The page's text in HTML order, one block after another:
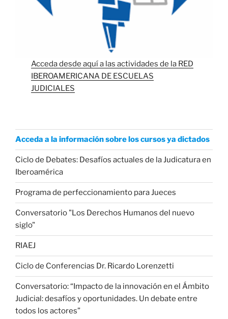
Acceda desde aquí a las actividades de la RED
IBEROAMERICANA DE ESCUELAS
JUDICIALES
Acceda a la información sobre los cursos ya dictados
Ciclo de Debates: Desafíos actuales de la Judicatura en
Iberoamérica
Programa de perfeccionamiento para Jueces
Conversatorio "Los Derechos Humanos del nuevo
siglo"
RIAEJ
Ciclo de Conferencias Dr. Ricardo Lorenzetti
Conversatorio: “Impacto de la innovación en el Ámbito
Judicial: desafíos y oportunidades. Un debate entre
todos los actores”